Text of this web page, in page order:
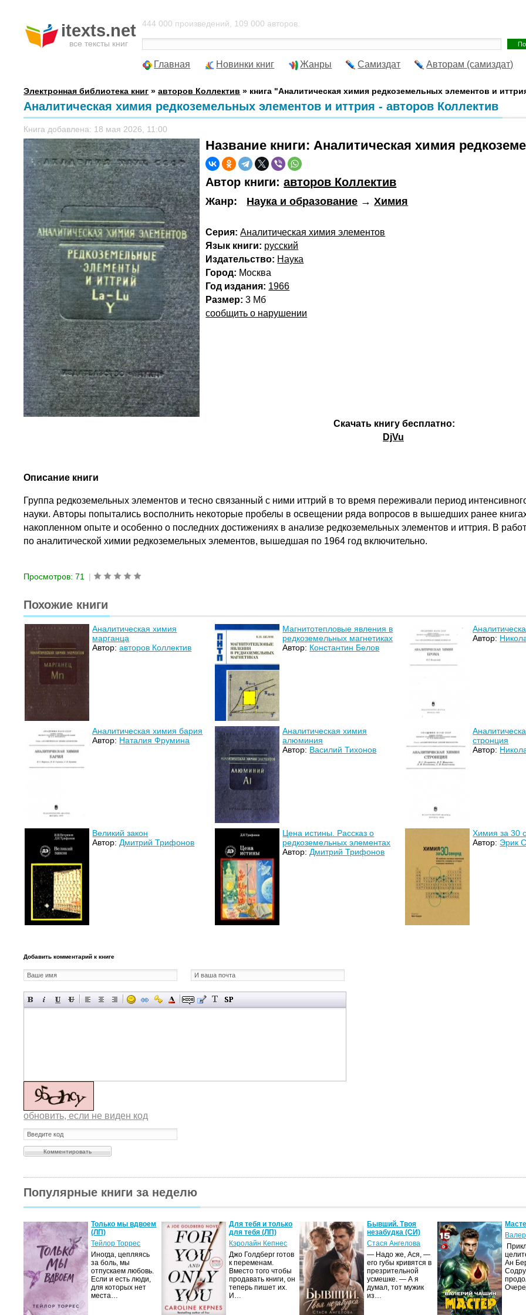
itexts.net
все тексты книг
444 000 произведений, 109 000 авторов.
Главная Новинки книг Жанры Самиздат Авторам (самиздат)
Электронная библиотека книг »авторов Коллектив » книга "Аналитическая химия редкоземельных элементов и
Аналитическая химия редкоземельных элементов и иттрия - авторов Коллектив
Книга добавлена: 18 мая 2026, 11:00
Название книги:Аналитическая химия
Автор книги:авторов Коллектив
Жанр: Наука и образование →Химия
Серия: Аналитическая химия элементов
Язык книги: русский
Издательство: Наука
Город: Москва
Год издания: 1966
Размер: 3 Мб
сообщить о нарушении
Скачать книгу бесплатно:
DjVu
Описание книги
Группа редкоземельных элементов и тесно связанный с ними иттрий в то время переживали период
науки. Авторы попытались восполнить некоторые пробелы в освещении ряда вопросов в вышедших ранее
накопленном опыте и особенно о последних достижениях в анализе редкоземельных элементов и иттрия. В
по аналитической химии редкоземельных элементов, вышедшая по 1964 год включительно.
Просмотров: 71 |
Похожие книги
Аналитическая химия
марганца
Автор:авторов Коллектив
Магнитотепловые явления в
редкоземельных магнетиках
Автор: Константин Белов
Автор:
Аналитическая химия бария
Автор: Наталия Фрумина
Аналитическая химия
алюминия
Автор: Василий Тихонов
стронция
Автор:
Великий закон
Автор:Дмитрий Трифонов
Цена истины. Рассказ о
редкоземельных элементах
Автор:Дмитрий Трифонов
Химия за 30
Автор: Эрик
Добавить комментарий к книге
обновить, если не виден код
Популярные книги за неделю
Только мы вдвоем
(ЛП)
Тейлор Торрес
Иногда, цепляясь
за боль, мы
отпускаем любовь.
Если и есть люди,
для которых нет
места…
Для тебя и только
для тебя (ЛП)
Кэролайн Кепнес
Джо Голдберг готов
к переменам.
Вместо того чтобы
продавать книги, он
теперь пишет их.
И…
Бывший. Твоя
незабудка (СИ)
Стася Ангелова
— Надо же, Ася, —
его губы кривятся в
презрительной
усмешке. — А я
думал, тот мужик
из…
Ан